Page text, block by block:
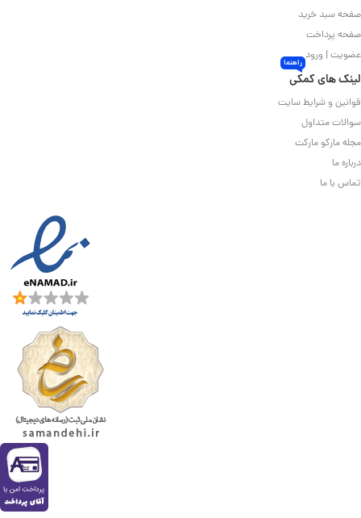
صفحه سبد خرید
صفحه پرداخت
عضویت | ورود
لینک های کمکی
راهنما
قوانین و شرایط سایت
سوالات متداول
مجله مارکو مارکت
درباره ما
تماس با ما